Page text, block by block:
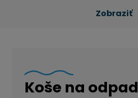
Zobraziť
Koše na odpad